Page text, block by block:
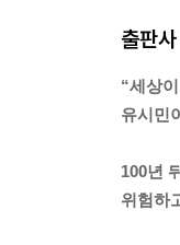
각은
으면서
--- 『후
출판
“세상
유시민
100년
위험하